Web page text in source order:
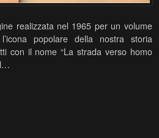
realizzata nel 1965 per un volume
popolare della nostra storia
con il nome “La strada verso homo